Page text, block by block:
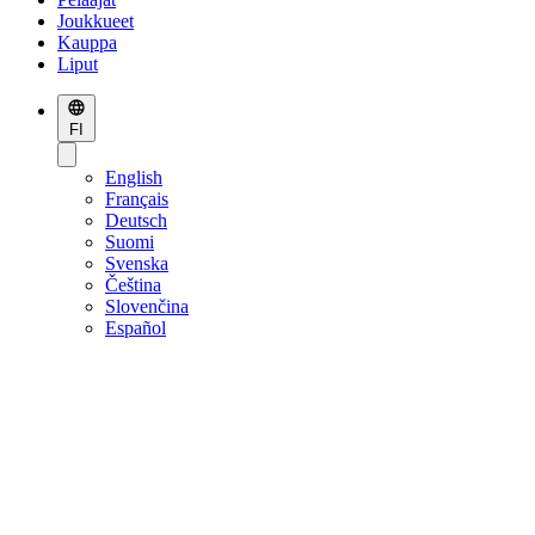
Joukkueet
Kauppa
Liput
FI
English
Français
Deutsch
Suomi
Svenska
Čeština
Slovenčina
Español